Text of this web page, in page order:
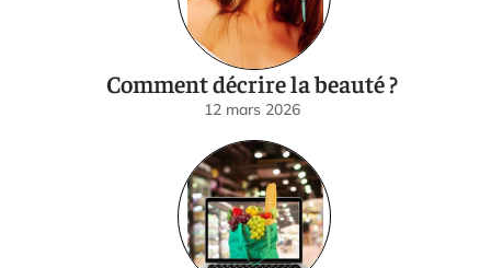
Comment décrire la beauté ?
12 mars 2026